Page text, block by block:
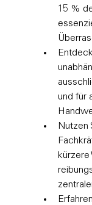
15 %
und für
Nutzen
kürzere